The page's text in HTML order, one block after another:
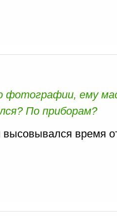
фотографии, ему
По приборам?
время